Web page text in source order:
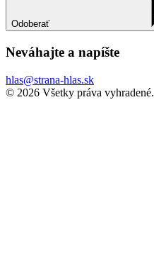
Odoberať
Neváhajte a napíšte
hlas@strana-hlas.sk
©️ 2026 Všetky práva vyhradené.